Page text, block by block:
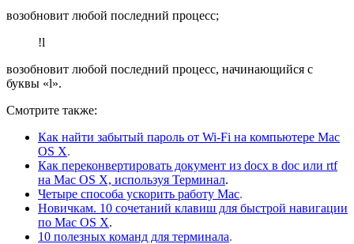
возобновит любой последний процесс;
!l
возобновит любой последний процесс, начинающийся с
буквы «l».
Смотрите также:
Как найти забытый пароль от Wi-Fi на компьютере Mac
OS X.
Как переконвертировать документ из docx в doc или rtf
на Mac OS X, используя Терминал.
Четыре способа ускорить работу Mac.
Новичкам. 10 сочетаний клавиш для быстрой навигации
по Mac OS X.
10 полезных команд для терминала.